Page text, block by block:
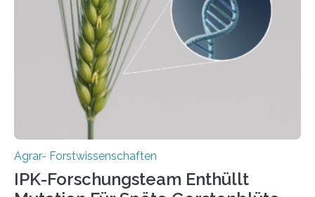
sogenannten Fruchtbaren Halbmond hervorgegangen
ist. Sie besitzt also eine Art „Mosaik-Abstammung“. Die
Ergebnisse der Studie wurden heute in der
Fachzeitschrift „Nature“ veröffentlicht. Die
Forschungsgruppe hat die Evolution und…
Agrar- Forstwissenschaften
IPK-Forschungsteam Enthüllt